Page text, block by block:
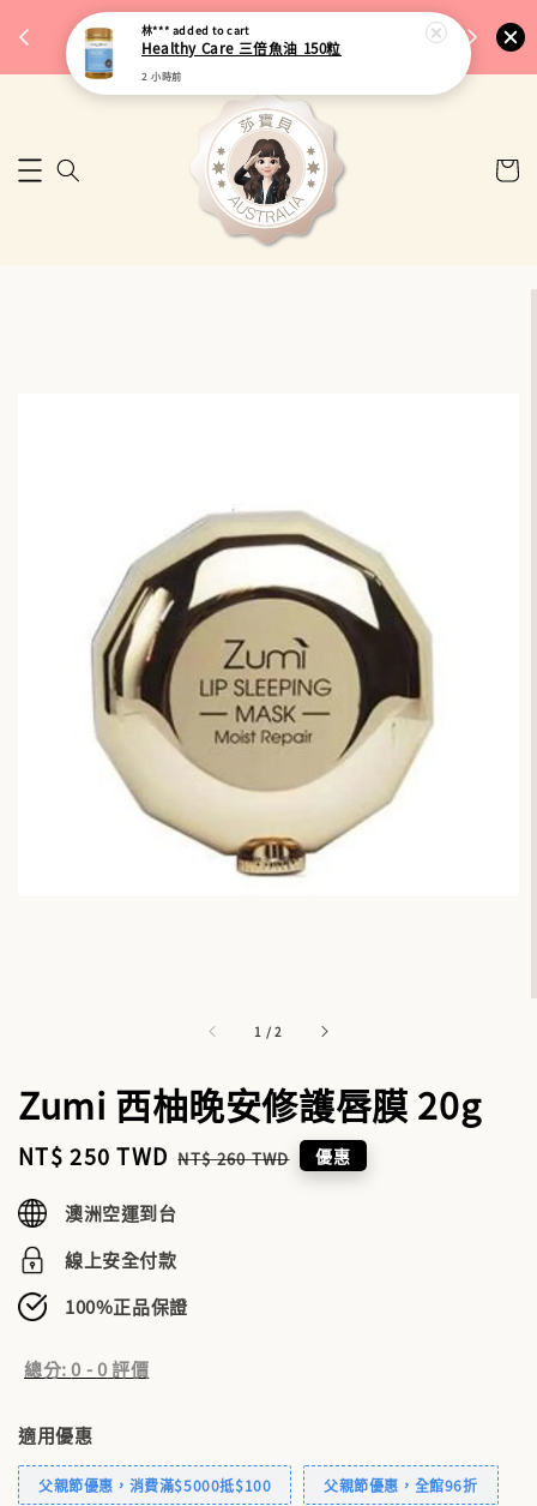
🎉 77購物節｜保健品滿額最低 91 折
來去逛逛
🚚 台
1 /2
Zumi 西柚晚安修護唇膜 20g
Sale
NT$ 250 TWD Regular
NT$ 260 TWD 優惠
澳洲空運到台
線上安全付款
100%正品保證
總分:0 -0評價
適用優惠
父親節優惠，消費滿$5000抵$100 父親節優惠，全館96折
林*** added to cart
Healthy Care 三倍魚油 150粒
2 小時前